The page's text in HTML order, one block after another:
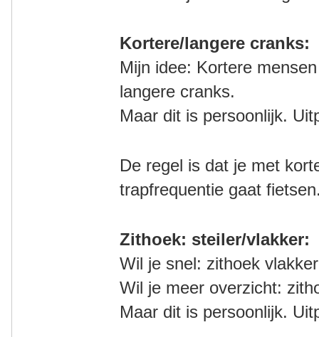
Kortere/langere cranks:
Mijn idee: Kortere
langere cranks.
Maar dit is persoonlijk.
De regel is dat je met
trapfrequentie gaat
Zithoek: steiler/vlakker:
Wil je snel: zithoek
Wil je meer overzicht:
Maar dit is persoonlijk.